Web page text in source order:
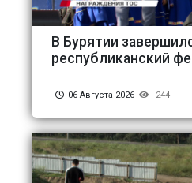
В Бурятии
республиканский
06 Августа 2026 244